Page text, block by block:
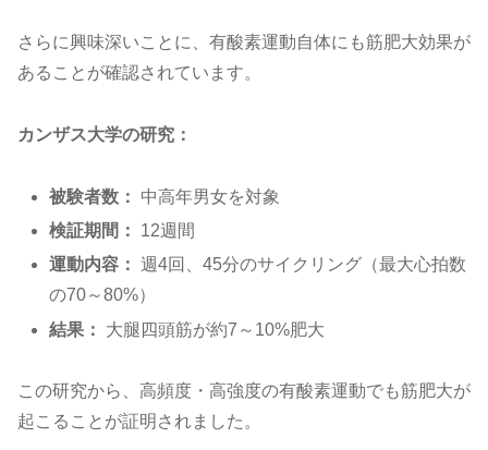
さらに興味深いことに、有酸素運動自体にも筋肥大効果が
あることが確認されています。
カンザス大学の研究：
被験者数：
中高年男女を対象
検証期間：
12週間
運動内容： 週4回、45分のサイクリング（最大心拍数
の70～80%）
結果：
大腿四頭筋が約7～10%肥大
この研究から、高頻度・高強度の有酸素運動でも筋肥大が
起こることが証明されました。